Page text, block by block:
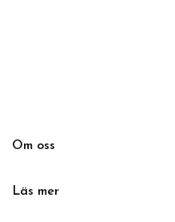
Om oss
Läs mer